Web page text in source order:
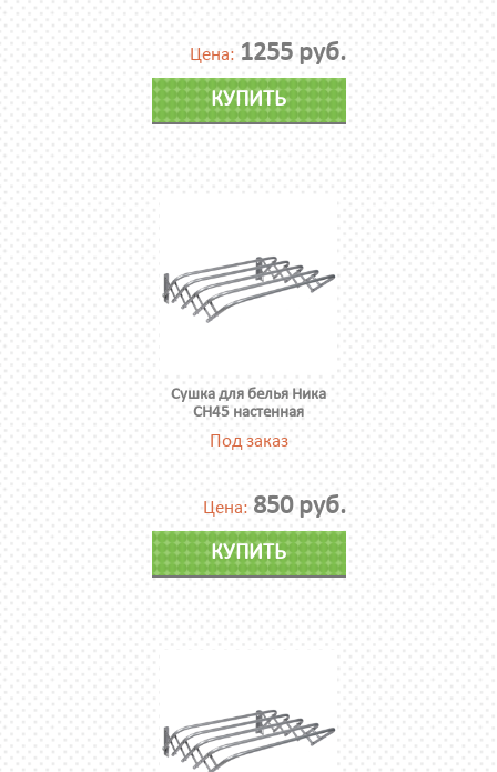
Цена: 1255 руб.
КУПИТЬ
Сушка для белья Ника
СН45 настенная
Под заказ
Цена: 850 руб.
КУПИТЬ